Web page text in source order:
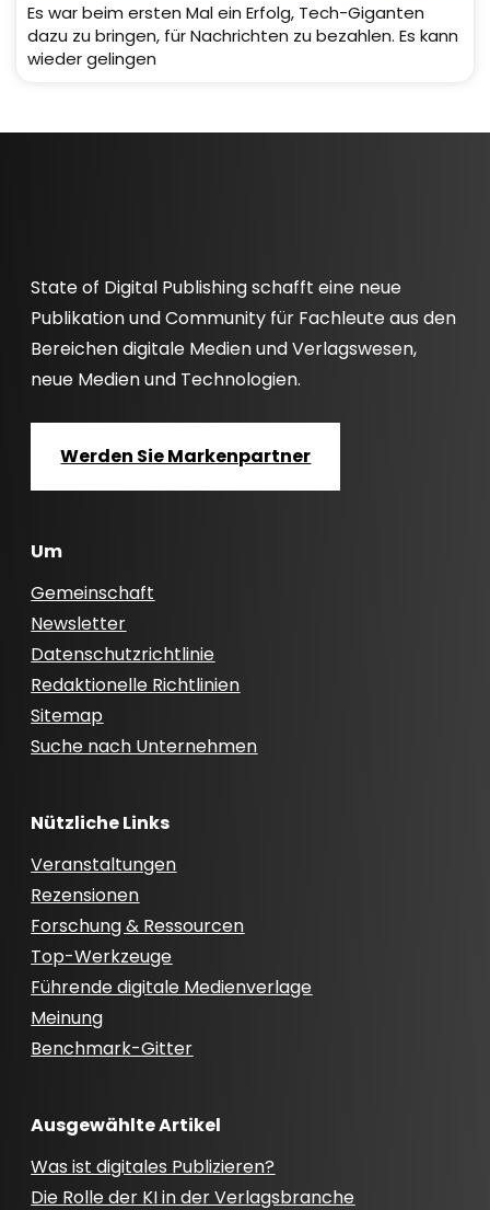
Es war beim ersten Mal ein Erfolg, Tech-Giganten
dazu zu bringen, für Nachrichten zu bezahlen. Es kann
wieder gelingen
State of Digital Publishing schafft eine neue
Publikation und Community für Fachleute aus den
Bereichen digitale Medien und Verlagswesen,
neue Medien und Technologien.
Werden Sie Markenpartner
Um
Gemeinschaft
Newsletter
Datenschutzrichtlinie
Redaktionelle Richtlinien
Sitemap
Suche nach Unternehmen
Nützliche Links
Veranstaltungen
Rezensionen
Forschung & Ressourcen
Top-Werkzeuge
Führende digitale Medienverlage
Meinung
Benchmark-Gitter
Ausgewählte Artikel
Was ist digitales Publizieren?
Die Rolle der KI in der Verlagsbranche